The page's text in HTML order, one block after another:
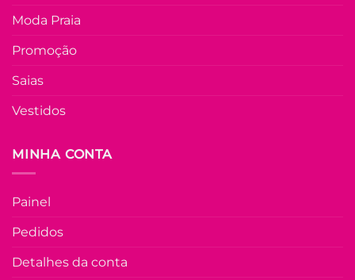
Moda Praia
Promoção
Saias
Vestidos
MINHA CONTA
Painel
Pedidos
Detalhes da conta